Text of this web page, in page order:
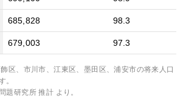
685,828 98.3
679,003 97.3
区、市川市、江東区、墨田区、浦安市の将来人口
。
研究所 推計 より。